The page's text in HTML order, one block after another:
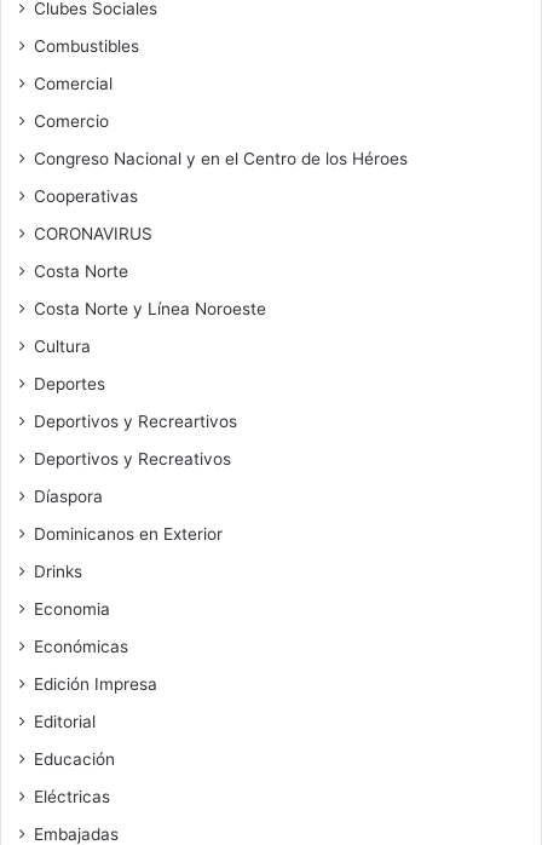
Clubes Sociales
Combustibles
Comercial
Comercio
Congreso Nacional y en el Centro de los Héroes
Cooperativas
CORONAVIRUS
Costa Norte
Costa Norte y Línea Noroeste
Cultura
Deportes
Deportivos y Recreartivos
Deportivos y Recreativos
Díaspora
Dominicanos en Exterior
Drinks
Economia
Económicas
Edición Impresa
Editorial
Educación
Eléctricas
Embajadas